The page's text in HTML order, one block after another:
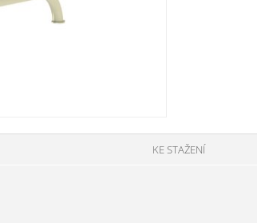
KE STAŽENÍ